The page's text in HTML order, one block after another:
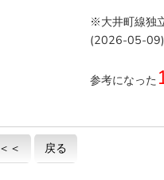
※大井町線独
(2026-05-09)
参考になった
＜＜ 戻る